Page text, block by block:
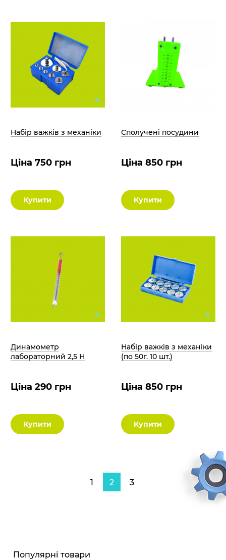
Набір важків з механіки
Ціна 750 грн
Купити
Сполучені посудини
Ціна 850 грн
Купити
Динамометр
лабораторний 2,5 Н
Ціна 290 грн
Купити
Набір важків з механіки
(по 50г. 10 шт.)
Ціна 850 грн
Купити
1 2 3
Популярні товари